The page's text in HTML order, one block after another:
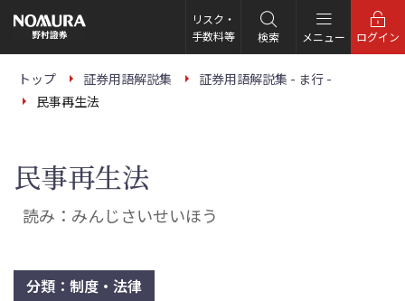
の
ー
リスク・
手数料等
検索 メニュー ログイン
トップ 証券用語解説集
証券用語解説集 - ま行 -
民事再生法
民事再生法
読み：みんじさいせいほう
分類：制度・法律